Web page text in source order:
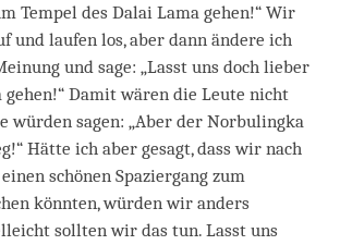
Tempel des Dalai Lama gehen!“ Wir
und laufen los, aber dann ändere ich
und sage: „Lasst uns doch lieber
Damit wären die Leute nicht
würden sagen: „Aber der Norbulingka
Hätte ich aber gesagt, dass wir nach
schönen Spaziergang zum
könnten, würden wir anders
sollten wir das tun. Lasst uns